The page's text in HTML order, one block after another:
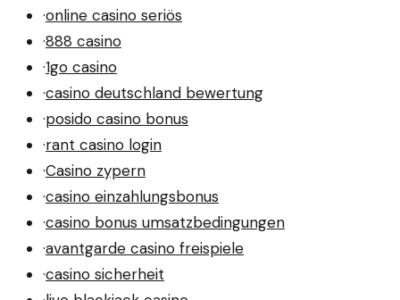
·online casino seriös
·888 casino
·1go casino
·casino deutschland bewertung
·posido casino bonus
·rant casino login
·Casino zypern
·casino einzahlungsbonus
·casino bonus umsatzbedingungen
·avantgarde casino freispiele
·casino sicherheit